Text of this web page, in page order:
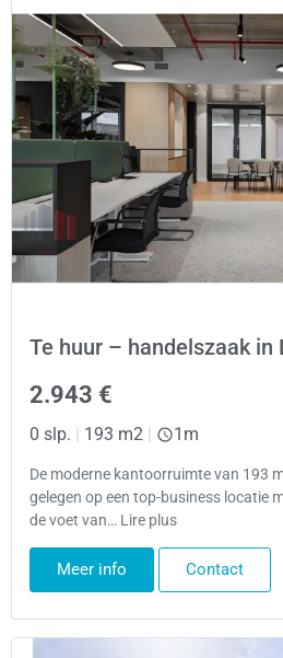
Te huur – handelszaak in
2.943 €
0 slp. | 193 m2 | 1m
De moderne kantoorruimte van 193
gelegen op een top-business locatie
de voet van… Lire plus
Meer info Contact